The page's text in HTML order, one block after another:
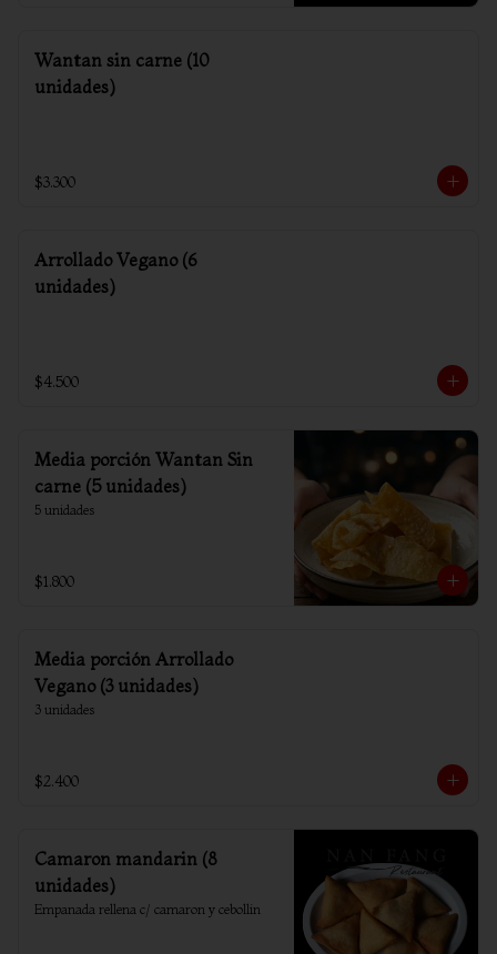
Wantan sin carne (10
unidades)
$3.300
Arrollado Vegano (6
unidades)
$4.500
Media porción Wantan Sin
carne (5 unidades)
5 unidades
$1.800
Media porción Arrollado
Vegano (3 unidades)
3 unidades
$2.400
Camaron mandarin (8
unidades)
Empanada rellena c/ camaron y cebollin